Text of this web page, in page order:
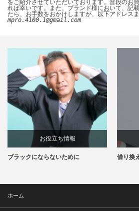
をご紹介させていただいております。普段のお
れば幸いです。また、ブランド様において、記
たら、お手数をおかけしますが、以下アドレス
mpro.4100.1@gmail.com
お役立ち情報
ブラックにならないために 借り換
ホーム